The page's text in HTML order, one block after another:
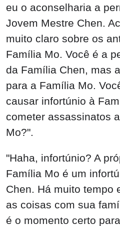
eu o aconselharia a
Jovem Mestre Chen.
muito claro sobre os
Família Mo. Você é a
da Família Chen, mas
para a Família Mo.
causar infortúnio à
cometer assassinatos
Mo?".
"Haha, infortúnio? A
Família Mo é um
Chen. Há muito tempo
as coisas com sua
é o momento certo